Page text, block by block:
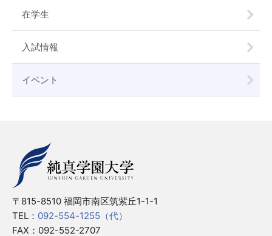
在学生
入試情報
イベント
〒815-8510 福岡市南区筑紫丘1-1-1
TEL： 092-554-1255（代）
FAX：092-552-2707